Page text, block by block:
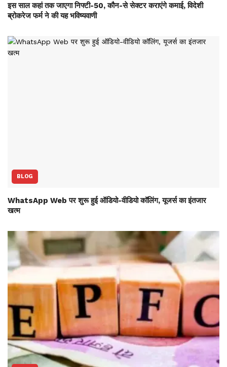
इस साल कहां तक जाएगा निफ्टी-50, कौन-से सेक्‍टर कराएंगे कमाई, विदेशी
ब्रोकरेज फर्म ने की यह भविष्‍यवाणी
BLOG
WhatsApp Web पर शुरू हुई ऑडियो-वीडियो कॉलिंग, यूजर्स का इंतजार
खत्म